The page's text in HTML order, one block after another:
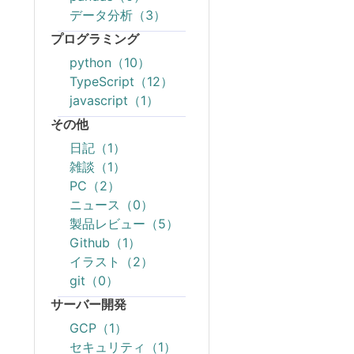
データ分析（3）
プログラミング
python（10）
TypeScript（12）
javascript（1）
その他
日記（1）
雑談（1）
PC（2）
ニュース（0）
製品レビュー（5）
Github（1）
イラスト（2）
git（0）
サーバー開発
GCP（1）
セキュリティ（1）